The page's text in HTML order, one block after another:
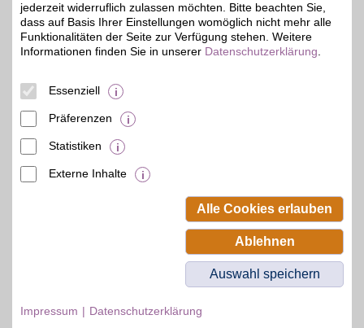
bis zu 15€
Ob bewährte Klassiker
oder brandneue Trends:
Als Deutschlands größter
Onlinehändler für Fashion
und Lifestyle bietet OTTO
Beamten-Selbsthilfewerk GmbH.
jederzeit widerruflich zulassen möchten. Bitte beachten Sie,
dass auf Basis Ihrer Einstellungen womöglich nicht mehr alle
Funktionalitäten der Seite zur Verfügung stehen. Weitere
Informationen finden Sie in unserer Datenschutzerklärung
Essenziell
Präferenzen
Statistiken
Externe Inhalte
Alle Cookies erlauben
Ablehnen
Auswahl speichern
Impressum Datenschutzerklärung